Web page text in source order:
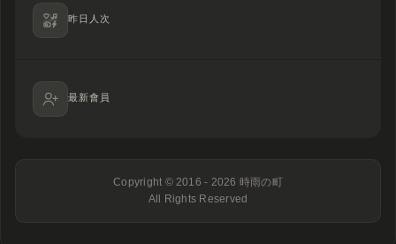
昨日人次
最新會員
Copyright © 2016 - 2026 時雨の町
All Rights Reserved